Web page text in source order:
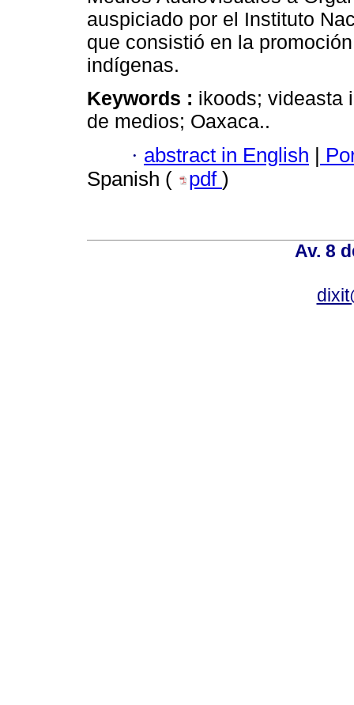
auspiciado por el Instituto
que consistió en la
indígenas.
Keywords : ikoods; videasta
de medios; Oaxaca..
· abstract in English |
Spanish (
pdf )
Av. 8